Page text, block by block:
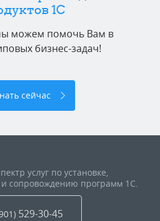
1C
можем помочь Вам в
бизнес-задач!
сейчас
услуг по установке,
сопровождению программ 1С.
) 529-30-45